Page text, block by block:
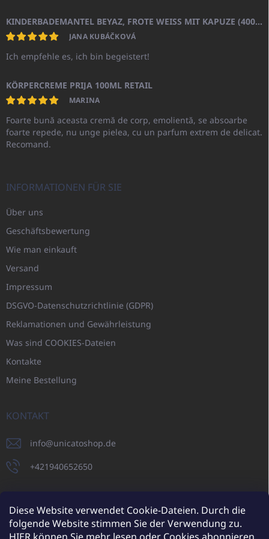
Diese Website verwendet Cookie-Dateien. Durch die
folgende Website stimmen Sie der Verwendung zu.
KINDERBADEMANTEL BEYAZ, FROTE WEISS MIT KAPUZE (400GR)
JANA KUBÁČKOVÁ
Ich empfehle es, ich bin begeistert!
KÖRPERCREME PRIJA 100ML RETAIL
MARINA
Foarte bună aceasta cremă de corp, emolientă, se absoarbe
foarte repede, nu unge pielea, cu un parfum extrem de delicat.
Recomand.
INFORMATIONEN FÜR SIE
Über uns
Geschäftsbewertung
Wie man einkauft
Versand
Impressum
DSGVO-Datenschutzrichtlinie (GDPR)
Reklamationen und Gewährleistung
Was sind COOKIES-Dateien
Kontakte
Meine Bestellung
KONTAKT
info@unicatoshop.de
+421940652650
UNICATO.sk UNICATOshop.cz UNICATO.at UNICATO.hu